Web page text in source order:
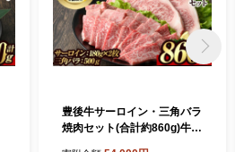
豊後牛サーロイン・三角バラ
焼肉セット(合計約860g)牛肉